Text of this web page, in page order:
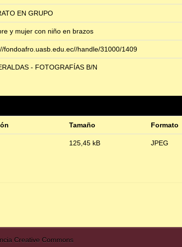
EN GRUPO
y mujer con niño en brazos
fondoafro.uasb.edu.ec//handle/31000/1409
- FOTOGRAFÍAS B/N
Tamaño Formato
125,45 kB JPEG
Creative Commons